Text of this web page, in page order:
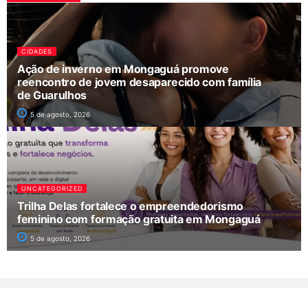
CIDADES
Ação de inverno em Mongaguá promove
reencontro de jovem desaparecido com família
de Guarulhos
5 de agosto, 2026
UNCATEGORIZED
Trilha Delas fortalece o empreendedorismo
feminino com formação gratuita em Mongaguá
5 de agosto, 2026